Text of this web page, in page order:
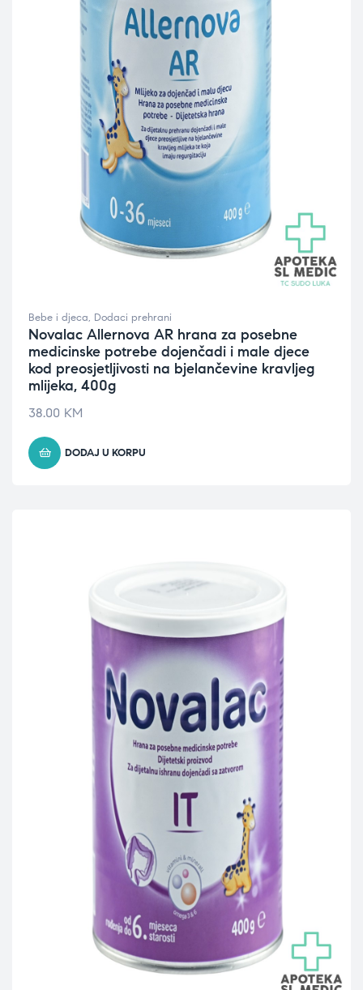
Bebe i djeca, Dodaci prehrani
Novalac Allernova AR hrana za posebne
medicinske potrebe dojenčadi i male djece
kod preosjetljivosti na bjelančevine kravljeg
mlijeka, 400g
38.00 KM
DODAJ U KORPU